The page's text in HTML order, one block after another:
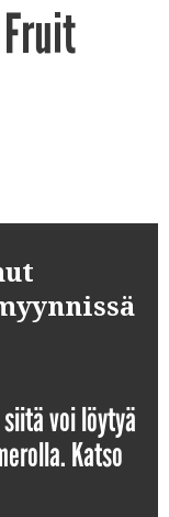
voi löytyä
Katso